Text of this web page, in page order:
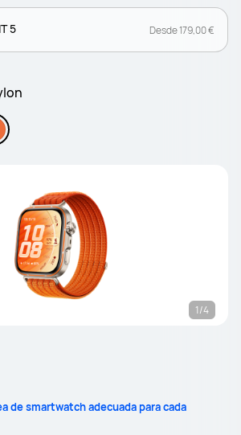
5 Desde 179,00 €
1/4
de smartwatch adecuada para cada